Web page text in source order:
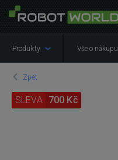
Produkty Vše o nákupu
Zpět
SLEVA 700 Kč